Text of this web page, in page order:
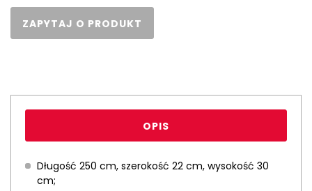
ZAPYTAJ O PRODUKT
OPIS
Długość 250 cm, szerokość 22 cm, wysokość 30
cm;